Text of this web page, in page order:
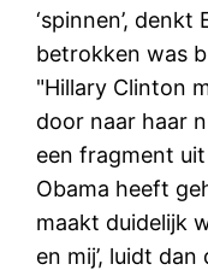
‘spinnen’,
betrokken was
"Hillary Clinton
door naar haar
een fragment
Obama heeft
maakt duidelijk
en mij’, luidt